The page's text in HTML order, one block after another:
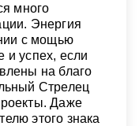
много
Энергия
с мощью
и успех, если
на благо
Стрелец
Даже
этого знака